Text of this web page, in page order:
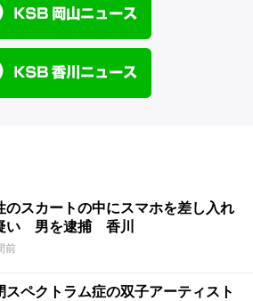
のスカートの中にスマホを差し入れ
い 男を逮捕 香川
前
スペクトラム症の双子アーティスト